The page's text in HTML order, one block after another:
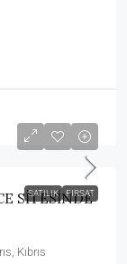
SATILIK FIRSAT
SİTESİNDE
Kıbrıs